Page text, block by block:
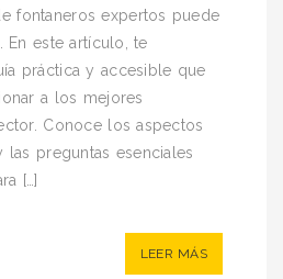
fontaneros expertos puede
En este artículo, te
práctica y accesible que
a los mejores
Conoce los aspectos
las preguntas esenciales
[…]
LEER MÁS